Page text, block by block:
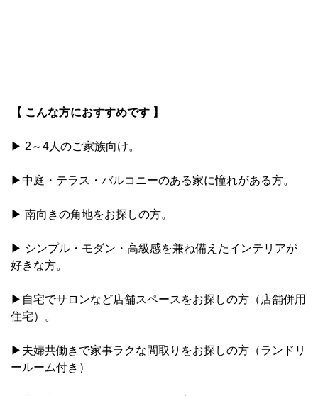
【 こんな方におすすめです 】
▶ 2～4人のご家族向け。
▶中庭・テラス・バルコニーのある家に憧れがある方。
▶ 南向きの角地をお探しの方。
▶ シンプル・モダン・高級感を兼ね備えたインテリアが
好きな方。
▶自宅でサロンなど店舗スペースをお探しの方（店舗併用
住宅）。
▶夫婦共働きで家事ラクな間取りをお探しの方（ランドリ
ールーム付き）